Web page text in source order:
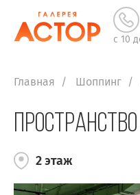
с 10
Главная Шоппинг
2 этаж